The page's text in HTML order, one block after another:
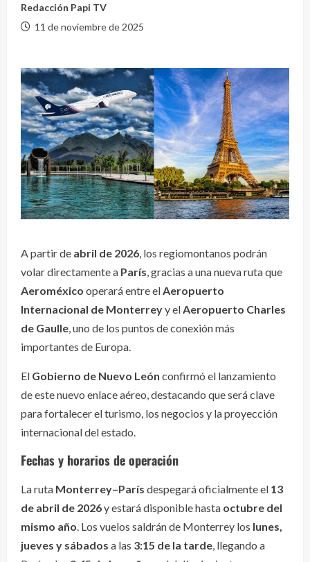
Redacción Papi TV
11 de noviembre de 2025
A partir de abril de 2026, los regiomontanos podrán
volar directamente a París, gracias a una nueva ruta que
Aeroméxico operará entre elAeropuerto
Internacional de Monterreyy elAeropuerto Charles
de Gaulle, uno de los puntos de conexión más
importantes de Europa.
El Gobierno de Nuevo León confirmó el lanzamiento
de este nuevo enlace aéreo, destacando que será clave
para fortalecer el turismo, los negocios y la proyección
internacional del estado.
Fechas y horarios de operación
La ruta Monterrey–París despegará oficialmente el 13
de abril de 2026y estará disponible hasta octubre del
mismo año. Los vuelos saldrán de Monterrey los lunes,
jueves y sábados a las 3:15 de la tarde, llegando a